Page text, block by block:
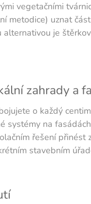
vegetačními
metodice) uznat
alternativou je
zahrady a
o každý
systémy na
řešení přinést
stavebním